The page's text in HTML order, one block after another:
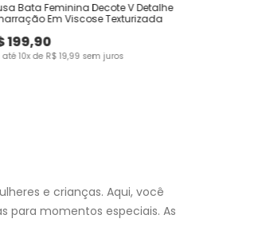
Bata Feminina Decote V Detalhe
Em Viscose Texturizada
199,90
até10x de R$ 19,99 sem juros
e crianças. Aqui, você
para momentos especiais. As